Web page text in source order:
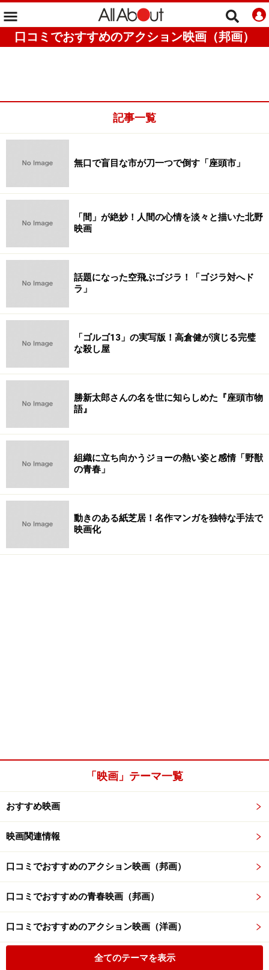
口コミでおすすめのアクション映画（邦画）
記事一覧
無口で盲目な市が刀一つで倒す「座頭市」
「間」が絶妙！人間の心情を淡々と描いた北野
映画
話題になった空飛ぶゴジラ！「ゴジラ対へド
ラ」
「ゴルゴ13」の実写版！高倉健が演じる完璧
な殺し屋
勝新太郎さんの名を世に知らしめた『座頭市物
語』
組織に立ち向かうジョーの熱い姿と感情「野獣
の青春」
動きのある紙芝居！名作マンガを独特な手法で
映画化
「映画」テーマ一覧
おすすめ映画
映画関連情報
口コミでおすすめのアクション映画（邦画）
口コミでおすすめの青春映画（邦画）
口コミでおすすめのアクション映画（洋画）
全てのテーマを表示